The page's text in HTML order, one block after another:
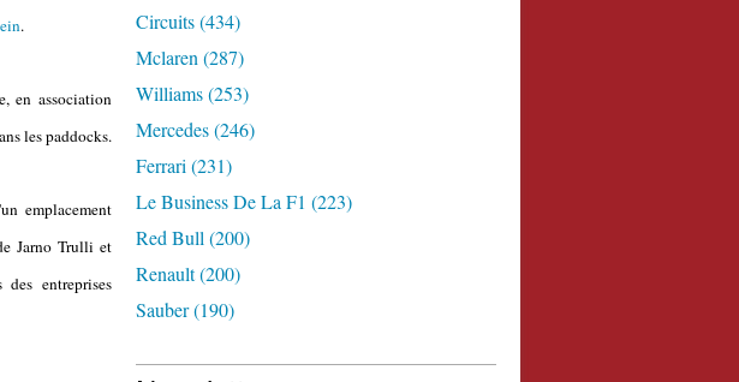
.
, en association
les paddocks.
emplacement
Jarno Trulli et
entreprises
Circuits(434)
Mclaren (287)
Williams(253)
Mercedes(246)
Ferrari (231)
Le Business De La F1 (223)
Red Bull (200)
Renault(200)
Sauber(190)